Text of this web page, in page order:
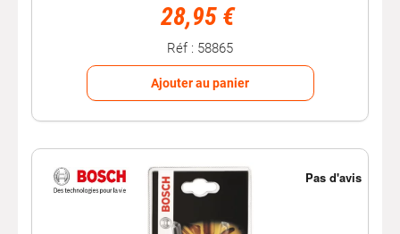
28,95 €
Réf : 58865
Ajouter au panier